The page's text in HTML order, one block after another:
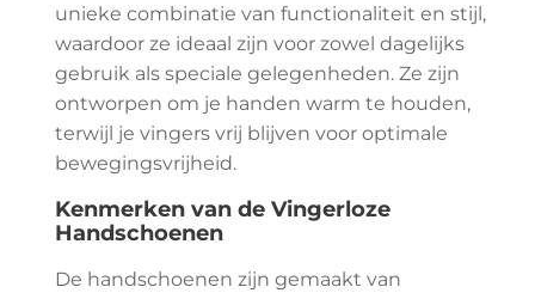
unieke combinatie van functionaliteit en stijl,
waardoor ze ideaal zijn voor zowel dagelijks
gebruik als speciale gelegenheden. Ze zijn
ontworpen om je handen warm te houden,
terwijl je vingers vrij blijven voor optimale
bewegingsvrijheid.
Kenmerken van de Vingerloze
Handschoenen
De handschoenen zijn gemaakt van